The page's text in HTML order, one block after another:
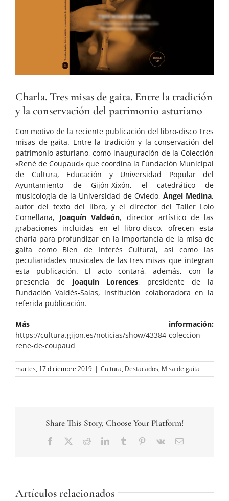
Charla. Tres misas de gaita. Entre la tradición
y la conservación del patrimonio asturiano
Con motivo de la reciente publicación del libro-disco Tres
misas de gaita. Entre la tradición y la conservación del
patrimonio asturiano, como inauguración de la Colección
«René de Coupaud» que coordina la Fundación Municipal
de Cultura, Educación y Universidad Popular del
Ayuntamiento de Gijón-Xixón, el catedrático de
musicología de la Universidad de Oviedo, Ángel Medina,
autor del texto del libro, y el director del Taller Lolo
Cornellana, Joaquín Valdeón, director artístico de las
grabaciones incluidas en el libro-disco, ofrecen esta
charla para profundizar en la importancia de la misa de
gaita como Bien de Interés Cultural, así como las
peculiaridades musicales de las tres misas que integran
esta publicación. El acto contará, además, con la
presencia de Joaquín Lorences, presidente de la
Fundación Valdés-Salas, institución colaboradora en la
referida publicación.
Más información:
https://cultura.gijon.es/noticias/show/43384-coleccion-
rene-de-coupaud
martes, 17 diciembre 2019 | Cultura, Destacados, Misa de gaita
Share This Story, Choose Your Platform!
Facebook
TwitterRedditLinkedInTumblr Pinterest
Vk
Correo
Artículos relacionados